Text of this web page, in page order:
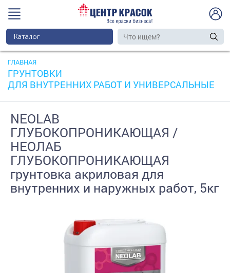
Каталог
ГЛАВНАЯ
ГРУНТОВКИ
ДЛЯ ВНУТРЕННИХ РАБОТ И УНИВЕРСАЛЬНЫЕ
NEOLAB
ГЛУБОКОПРОНИКАЮЩАЯ /
НЕОЛАБ
ГЛУБОКОПРОНИКАЮЩАЯ
грунтовка акриловая для
внутренних и наружных работ, 5кг